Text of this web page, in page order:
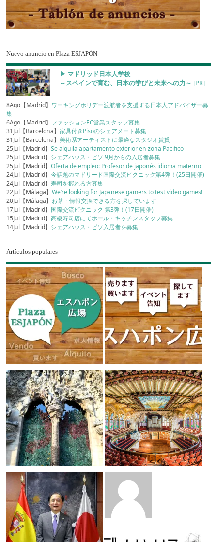
Nuevo anuncio en Plaza ESJAPÓN
▶︎ マドリッド日本人学校
～スペインで育む、日本の学びと未来への力～ [PR]
8Ago【Madrid】 ワーキングホリデー渡航者を支援する日本人アドバイザー募
集
6Ago【Madrid】 ファッションEC営業スタッフ募集
31Jul【Barcelona】家具付きPisoのシェアメート募集
31Jul【Barcelona】美術系アーティストに最適なスタジオ賃貸
25Jul【Madrid】Se alquila apartamento exterior en zona Pacifico
25Jul【Madrid】 シェアハウス・ピソ 9月からの入居者募集
25Jul【Madrid】Oferta de empleo: Profesor de japonés idioma materno
24Jul【Madrid】今話題のマドリード国際交流ピクニック第4弾！(25日開催)
24Jul【Madrid】寿司を握れる方募集
22Jul【Málaga】We’re looking for Japanese gamers to test video games!
20Jul【Málaga】 お茶・情報交換できる方を探しています
17Jul【Madrid】 国際交流ピクニック 第3弾！(17日開催)
15Jul【Madrid】高級寿司店にてホール・キッチンスタッフ募集
14Jul【Madrid】 シェアハウス・ピソ入居者を募集
Artículos populares